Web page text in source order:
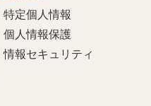
特定個人情報
個人情報保護
情報セキュリティ